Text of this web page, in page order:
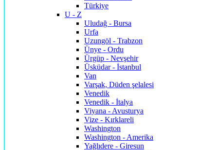
Türkiye
U - Z
Uludağ - Bursa
Urfa
Uzungöl - Trabzon
Ünye - Ordu
Ürgüp - Nevşehir
Üsküdar - İstanbul
Van
Varşak, Düden şelalesi
Venedik
Venedik - İtalya
Viyana - Avusturya
Vize - Kırklareli
Washington
Washington - Amerika
Yağlıdere - Giresun